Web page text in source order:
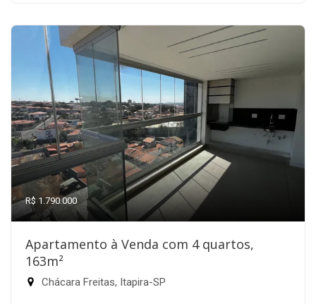
R$ 1.790.000
Apartamento à Venda com 4 quartos,
163m²
Chácara Freitas, Itapira-SP